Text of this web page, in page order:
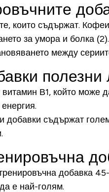
които съдържат.
за умора и болка (2).
между
В1, който може
съдържат
добавка
е най-голям.